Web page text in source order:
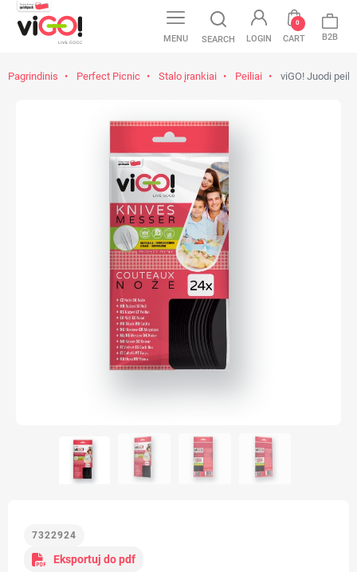
MENU SEARCH LOGIN CART
0
B2B
Pagrindinis Perfect Picnic Stalo įrankiai Peiliai viGO! Juodi
7322924
Eksportuj do pdf